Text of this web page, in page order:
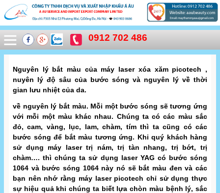
0912 702 486
Nguyên lý bắt màu của máy laser xóa xăm picotech ,
nuyên lý độ sâu của bước sóng và nguyên lý về thời
gian lưu nhiệt của da.
về nguyên lý bắt màu. Mỗi một bước sóng sẽ tương ứng
với mỗi một màu khác nhau. Chúng ta có các màu sắc
đỏ, cam, vàng, lục, lam, chàm, tím thì ta cũng có các
bước sóng để bắt màu tương ứng. Khi quý khách hàng
sử dụng máy laser trị nám, trị tàn nhang, trị bớt, trị
chàm…. thì chúng ta sử dụng laser YAG có bước sóng
1064 và bước sóng 1064 này nó sẽ bắt màu đen và các
bạn nên nhớ rằng máy laser picotech chỉ sử dụng thực
sự hiệu quả khi chúng ta biết lựa chòn màu bệnh lý, sắc